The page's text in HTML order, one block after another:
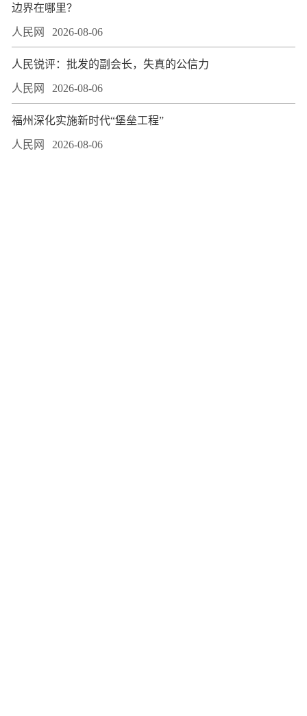
边界在哪里？
人民网 2026-08-06
人民锐评：批发的副会长，失真的公信力
人民网 2026-08-06
福州深化实施新时代“堡垒工程”
人民网 2026-08-06